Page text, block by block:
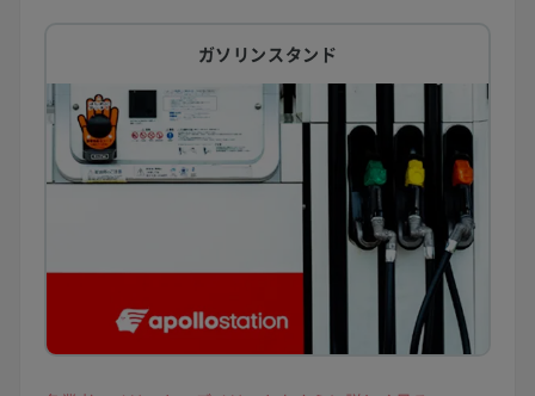
ガソリンスタンド